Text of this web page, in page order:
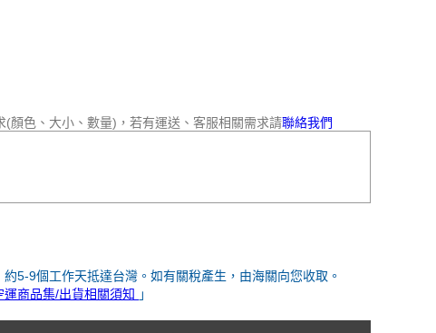
(顏色、大小、數量)，若有運送、客服相關需求請聯絡我們
5-9個工作天抵達台灣。如有關稅產生，由海關向您收取。
運商品集/出貨相關須知 」